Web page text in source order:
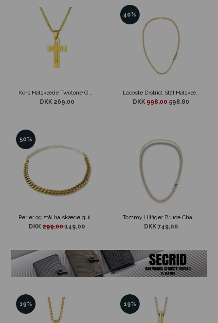
DKK 269,00
40%
Lacoste District Stål Halskæde Guld
DKK998,00598,80
50%
Perler og stål halskæde guldtonet
DKK299,00149,00
Tommy Hilfiger Bruce Chain Guld
DKK 749,00
19% 19%